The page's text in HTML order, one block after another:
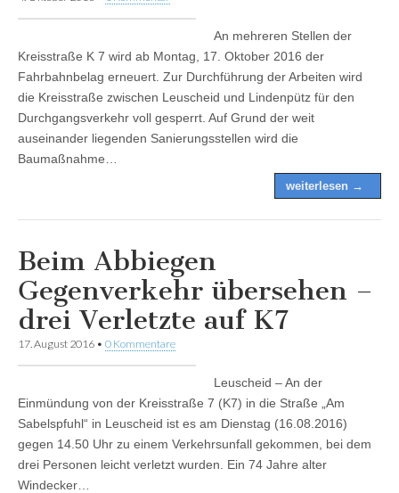
An mehreren Stellen der
Kreisstraße K 7 wird ab Montag, 17. Oktober 2016 der
Fahrbahnbelag erneuert. Zur Durchführung der Arbeiten wird
die Kreisstraße zwischen Leuscheid und Lindenpütz für den
Durchgangsverkehr voll gesperrt. Auf Grund der weit
auseinander liegenden Sanierungsstellen wird die
Baumaßnahme…
weiterlesen →
Beim Abbiegen
Gegenverkehr übersehen –
drei Verletzte auf K7
17. August 2016 • 0 Kommentare
Leuscheid – An der
Einmündung von der Kreisstraße 7 (K7) in die Straße „Am
Sabelspfuhl“ in Leuscheid ist es am Dienstag (16.08.2016)
gegen 14.50 Uhr zu einem Verkehrsunfall gekommen, bei dem
drei Personen leicht verletzt wurden. Ein 74 Jahre alter
Windecker…